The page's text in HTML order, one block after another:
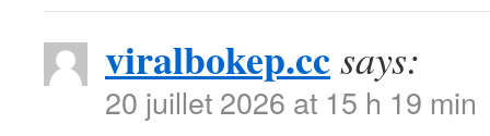
viralbokep.ccsays:
20 juillet 2026 at 15 h 19 min